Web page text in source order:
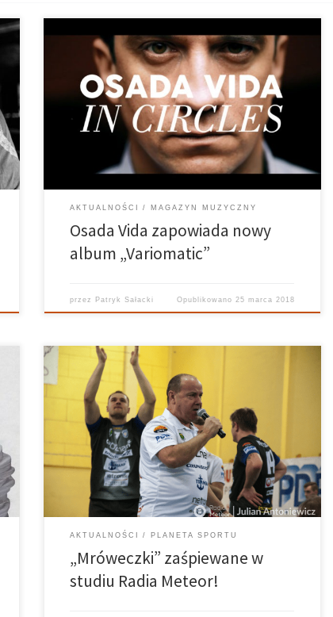
Zespół Osada Vida powraca w 2018 w
zreformowanym składzie oraz nowym singlem. „In
Circles”, ich najnowszy utwór, zapowiada
nadchodzący album „Variomatic” i jest pierwszą
próbką nowego brzmienia zespołu. Do ekipy dołączył
Marcel Lisiak w roli wokalisty – naszym zdaniem
AKTUALNOŚCI MAGAZYN MUZYCZNY
Osada Vida zapowiada nowy
album „Variomatic”
przez Patryk Sałacki Opublikowano 25 marca 2018
Planeta Sportu 19.03.2018 Prowadzą: Barbara
Wrotniewska, Natalia Kowalczyk Studio Radia Meteor
odwiedził Krzysztof Brzeziński, kierownik drużyny
Grunwaldu Poznań. W rozmowie m.in. podsumowanie
ostatnich Derbów Wielkopolski w Lesznie oraz udanej
rundy Grunwaldu. Nie zabrakło także informacji z tzw.
„kuchni” a nasz […]
AKTUALNOŚCI PLANETA SPORTU
„Mróweczki” zaśpiewane w
studiu Radia Meteor!